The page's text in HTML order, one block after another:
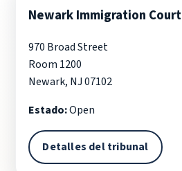
Newark Immigration Court
970 Broad Street
Room 1200
Newark, NJ 07102
Estado:Open
Detalles del tribunal